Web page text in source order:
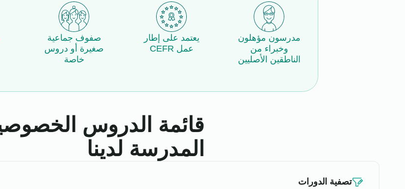
قائمة الدروس
المدرسة لدينا
مدرسون مؤهلون
وخبراء من
الناطقين الأصليين
يعتمد على إطار
عمل CEFR
صفوف جماعية
صغيرة أو دروس
خاصة
تصفية الدورات